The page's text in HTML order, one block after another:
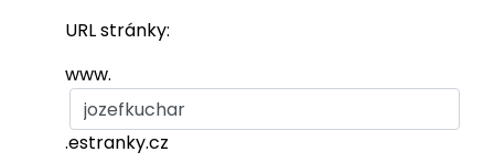
URL stránky:
www.
.estranky.cz